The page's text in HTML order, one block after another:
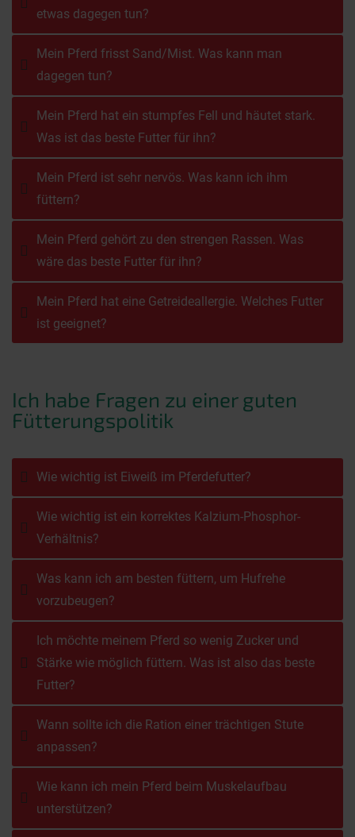
etwas dagegen tun?
Mein Pferd frisst Sand/Mist. Was kann man
dagegen tun?
Mein Pferd hat ein stumpfes Fell und häutet stark.
Was ist das beste Futter für ihn?
Mein Pferd ist sehr nervös. Was kann ich ihm
füttern?
Mein Pferd gehört zu den strengen Rassen. Was
wäre das beste Futter für ihn?
Mein Pferd hat eine Getreideallergie. Welches Futter
ist geeignet?
Ich habe Fragen zu einer guten
Fütterungspolitik
Wie wichtig ist Eiweiß im Pferdefutter?
Wie wichtig ist ein korrektes Kalzium-Phosphor-
Verhältnis?
Was kann ich am besten füttern, um Hufrehe
vorzubeugen?
Ich möchte meinem Pferd so wenig Zucker und
Stärke wie möglich füttern. Was ist also das beste
Futter?
Wann sollte ich die Ration einer trächtigen Stute
anpassen?
Wie kann ich mein Pferd beim Muskelaufbau
unterstützen?